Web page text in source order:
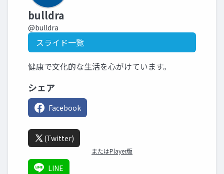
bulldra
@bulldra
スライド一覧
健康で文化的な生活を心がけています。
シェア
Facebook
(Twitter)
またはPlayer版
LINE